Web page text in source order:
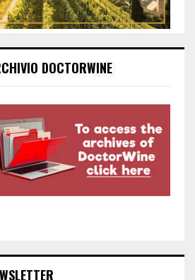
DOCTORWINE